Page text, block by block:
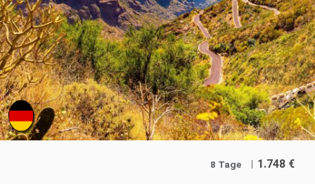
8 Tage 1.748 €